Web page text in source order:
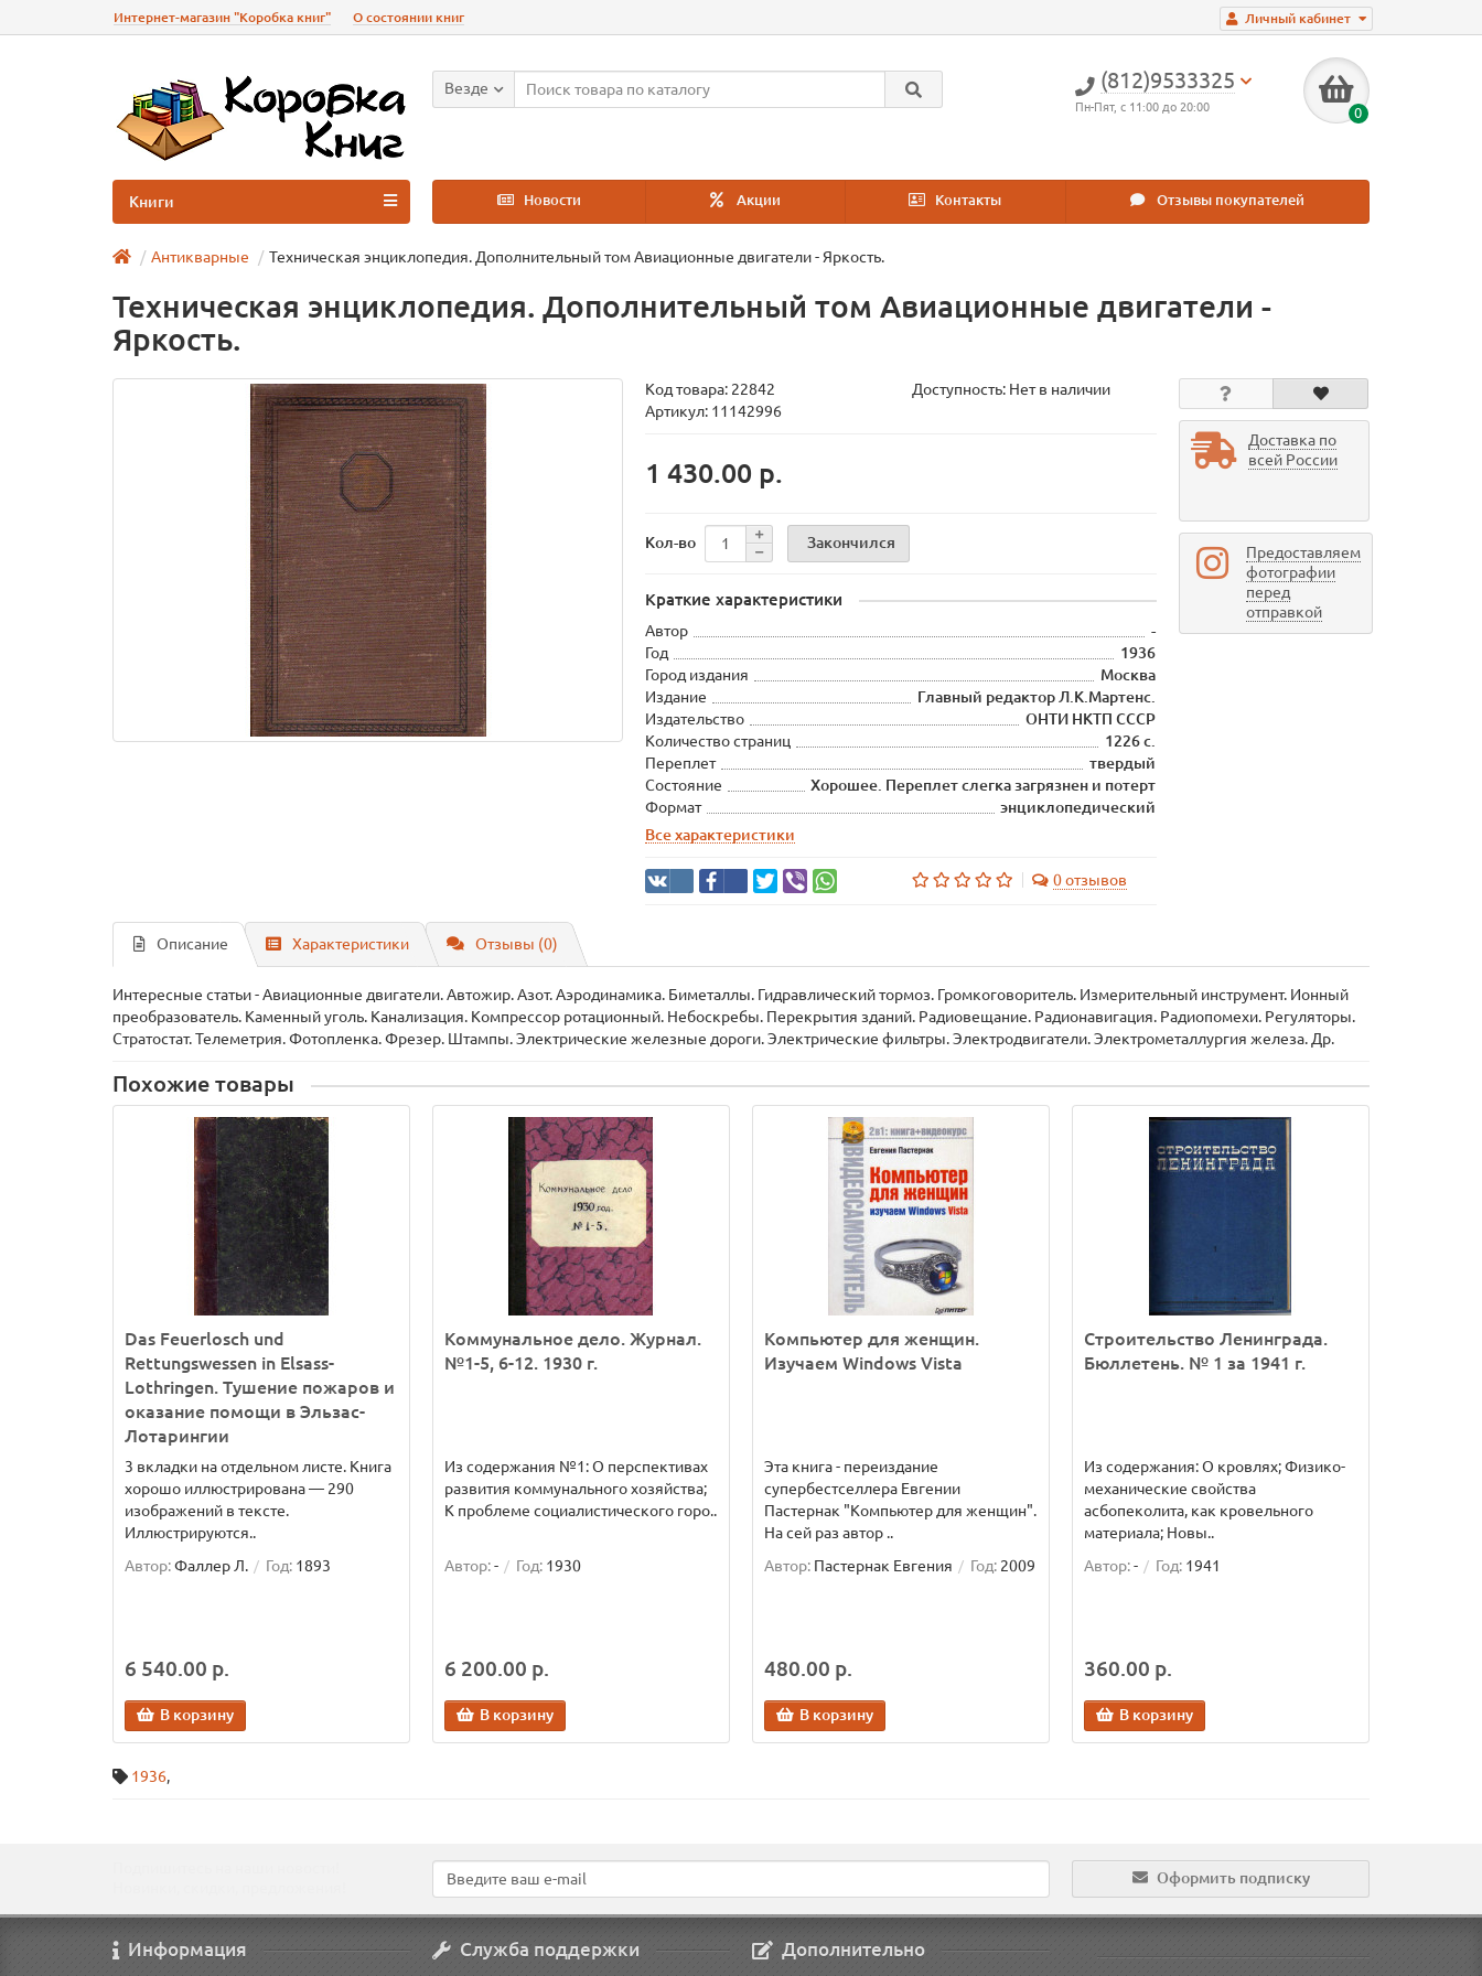
Личный кабинет
Интернет-магазин "Коробка книг" О состоянии книг
(812)9533325
Пн-Пят, с 11:00 до 20:00 0
Везде
Новости Акции Контакты Отзывы покупателей
Книги
Антикварные Техническая энциклопедия. Дополнительный том Авиационные двигатели - Яркость.
Техническая энциклопедия. Дополнительный том Авиационные двигатели -
Яркость.
Код товара: 22842
Доступность: Нет в наличии
Артикул: 11142996
1 430.00 р.
Кол-во Закончился
Краткие характеристики
Автор
-
Год
1936
Город издания
Москва
Издание
Главный редактор Л.К.Мартенс.
Издательство
ОНТИ НКТП СССР
Количество страниц
1226 с.
Переплет
твердый
Состояние
Хорошее. Переплет слегка загрязнен и потерт
Формат
энциклопедический
Все характеристики
0 отзывов
Доставка по
всей России
Предоставляем
фотографии
перед
отправкой
Описание Характеристики Отзывы (0)
Интересные статьи - Авиационные двигатели. Автожир. Азот. Аэродинамика. Биметаллы. Гидравлический тормоз. Громкоговоритель. Измерительный инструмент. Ионный
преобразователь. Каменный уголь. Канализация. Компрессор ротационный. Небоскребы. Перекрытия зданий. Радиовещание. Радионавигация. Радиопомехи. Регуляторы.
Стратостат. Телеметрия. Фотопленка. Фрезер. Штампы. Электрические железные дороги. Электрические фильтры. Электродвигатели. Электрометаллургия железа. Др.
Похожие товары
Das Feuerlosch und
Rettungswessen in Elsass-
Lothringen. Тушение пожаров и
оказание помощи в Эльзас-
Лотарингии
3 вкладки на отдельном листе. Книга
хорошо иллюстрирована — 290
изображений в тексте.
Иллюстрируются..
Автор:Фаллер Л. Год: 1893
6 540.00 р.
В корзину
Коммунальное дело. Журнал.
№1-5, 6-12. 1930 г.
Из содержания №1: О перспективах
развития коммунального хозяйства;
К проблеме социалистического горо..
Автор:- Год: 1930
6 200.00 р.
В корзину
Компьютер для женщин.
Изучаем Windows Vista
Эта книга - переиздание
супербестселлера Евгении
Пастернак "Компьютер для женщин".
На сей раз автор ..
Автор: Пастернак Евгения Год: 2009
480.00 р.
В корзину
Строительство Ленинграда.
Бюллетень. № 1 за 1941 г.
Из содержания: О кровлях; Физико-
механические свойства
асбопеколита, как кровельного
материала; Новы..
Автор:- Год: 1941
360.00 р.
В корзину
1936,
Оформить подписку
Информация Служба поддержки Дополнительно